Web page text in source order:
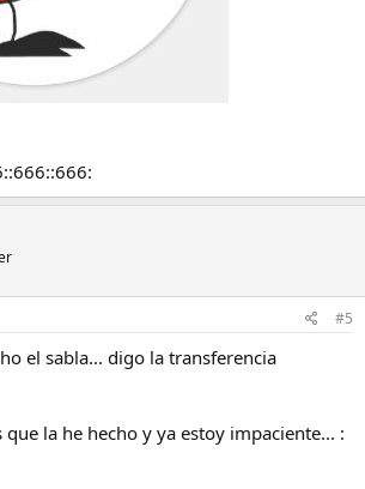
#5
el sabla... digo la transferencia
la he hecho y ya estoy impaciente... :